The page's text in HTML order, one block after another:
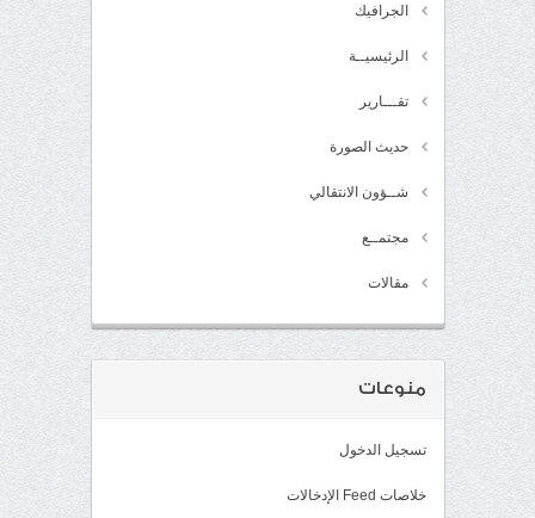
الجرافيك
الرئيسيــة
تقـــارير
حديث الصورة
شــؤون الانتقالي
مجتمــع
مقالات
منوعات
تسجيل الدخول
خلاصات Feed الإدخالات